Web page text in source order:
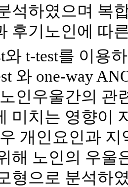
석하였으며 복
후기노인에 따
와 t-test를 이용
와 one-way
인우울간의 관
미치는 영향이
개인요인과
해 노인의 우울
형으로 분석하